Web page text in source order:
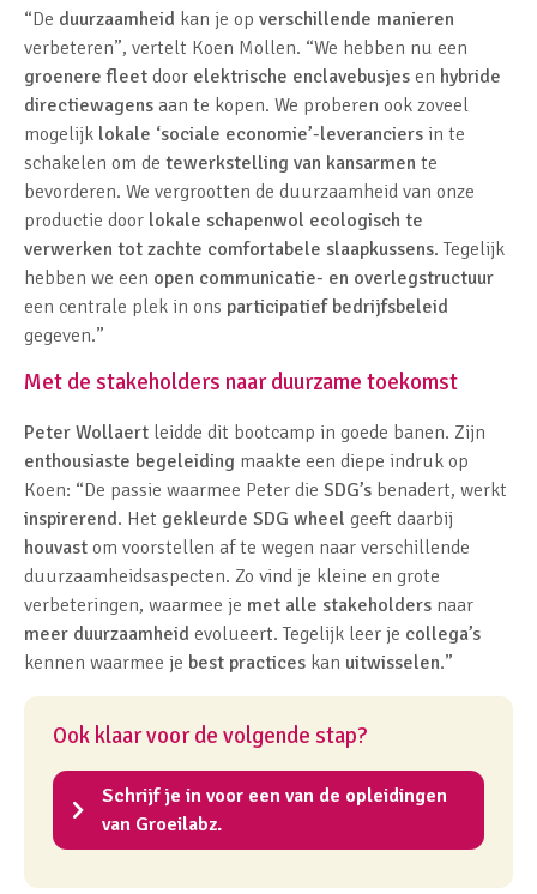
“De duurzaamheid kan je op verschillende manieren
verbeteren”, vertelt Koen Mollen. “We hebben nu een
groenere fleet door elektrische enclavebusjes en hybride
directiewagens aan te kopen. We proberen ook zoveel
mogelijk lokale ‘sociale economie’-leveranciers in te
schakelen om de tewerkstelling van kansarmen te
bevorderen. We vergrootten de duurzaamheid van onze
productie door lokale schapenwol ecologisch te
verwerken tot zachte comfortabele slaapkussens. Tegelijk
hebben we een open communicatie- en overlegstructuur
een centrale plek in ons participatief bedrijfsbeleid
gegeven.”
Met de stakeholders naar duurzame toekomst
Peter Wollaert leidde dit bootcamp in goede banen. Zijn
enthousiaste begeleiding maakte een diepe indruk op
Koen: “De passie waarmee Peter die SDG’s benadert, werkt
inspirerend. Het gekleurde SDG wheel geeft daarbij
houvast om voorstellen af te wegen naar verschillende
duurzaamheidsaspecten. Zo vind je kleine en grote
verbeteringen, waarmee je met alle stakeholders naar
meer duurzaamheid evolueert. Tegelijk leer je collega’s
kennen waarmee je best practices kan uitwisselen.”
Ook klaar voor de volgende stap?
Schrijf je in voor een van de opleidingen
van Groeilabz.